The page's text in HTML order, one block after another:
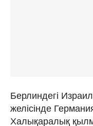
Берлиндегі
желісінде
Халықаралық